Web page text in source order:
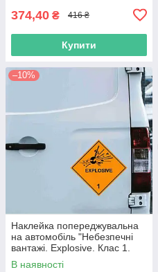
374,40 ₴ 416 ₴
Купити
–10%
Наклейка попереджувальна
на автомобіль "Небезпечні
вантажі. Explosive. Клас 1.
Вибухові речовини" з оракалу
В наявності